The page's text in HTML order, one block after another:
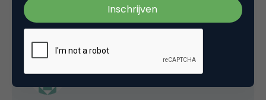
5 juli 2007 om 06:00
Peter Bonjernoor